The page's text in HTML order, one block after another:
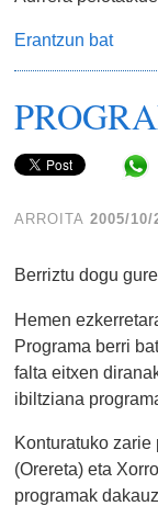
Erantzun bat
ARROITA 2005/10/
Berriztu dogu
Hemen
Programa berri
falta eitxen
ibiltziana
Konturatuko
(Orereta) eta
programak